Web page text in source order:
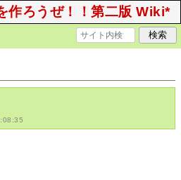
作ろうぜ！！第二版 Wiki*